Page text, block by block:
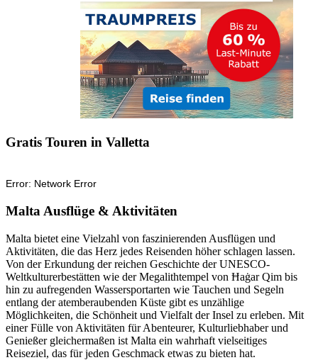
Gratis Touren in Valletta
Malta Ausflüge & Aktivitäten
Malta bietet eine Vielzahl von faszinierenden Ausflügen und
Aktivitäten, die das Herz jedes Reisenden höher schlagen lassen.
Von der Erkundung der reichen Geschichte der UNESCO-
Weltkulturerbestätten wie der Megalithtempel von Ħaġar Qim bis
hin zu aufregenden Wassersportarten wie Tauchen und Segeln
entlang der atemberaubenden Küste gibt es unzählige
Möglichkeiten, die Schönheit und Vielfalt der Insel zu erleben. Mit
einer Fülle von Aktivitäten für Abenteurer, Kulturliebhaber und
Genießer gleichermaßen ist Malta ein wahrhaft vielseitiges
Reiseziel, das für jeden Geschmack etwas zu bieten hat.